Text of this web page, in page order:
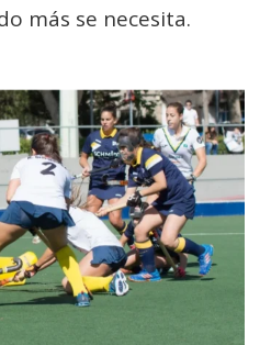
más se necesita.